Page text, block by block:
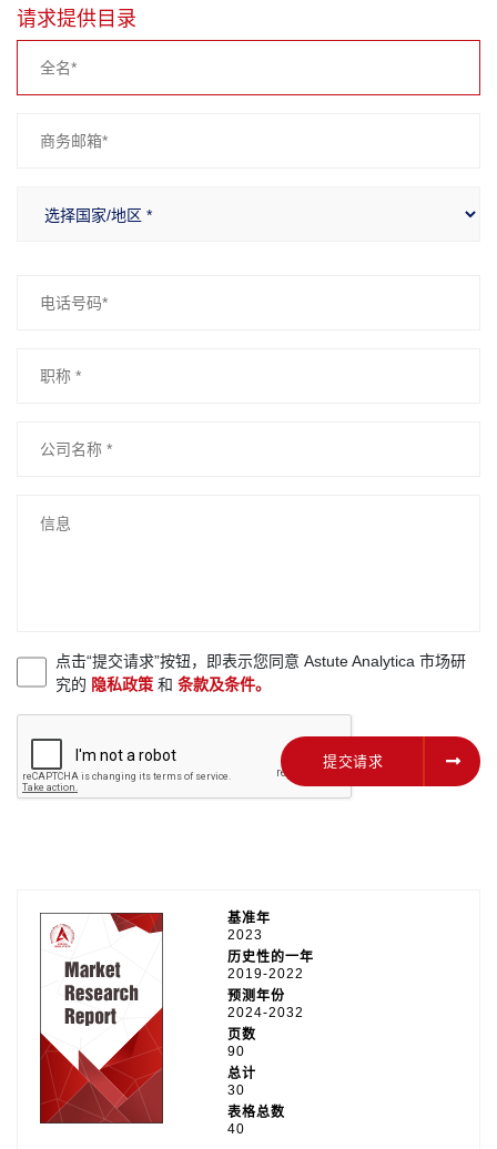
请求提供目录
点击“提交请求”按钮，即表示您同意 Astute Analytica 市场研
究的 隐私政策 和条款及条件。
提交请求
基准年
2023
历史性的一年
2019-2022
预测年份
2024-2032
页数
90
总计
30
表格总数
40